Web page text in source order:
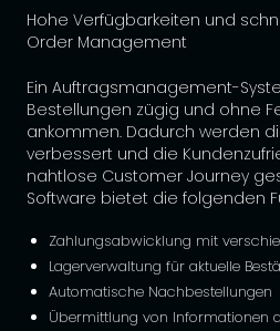
Hohe Verfügbarkeiten und
Order Management
Ein Auftragsmanagement-
Bestellungen zügig und ohne
ankommen. Dadurch werden
verbessert und die
nahtlose Customer Journey
Software bietet die folgenden
Zahlungsabwicklung mit
Lagerverwaltung für aktuelle
Automatische Nachbestellungen
Übermittlung von Informationen